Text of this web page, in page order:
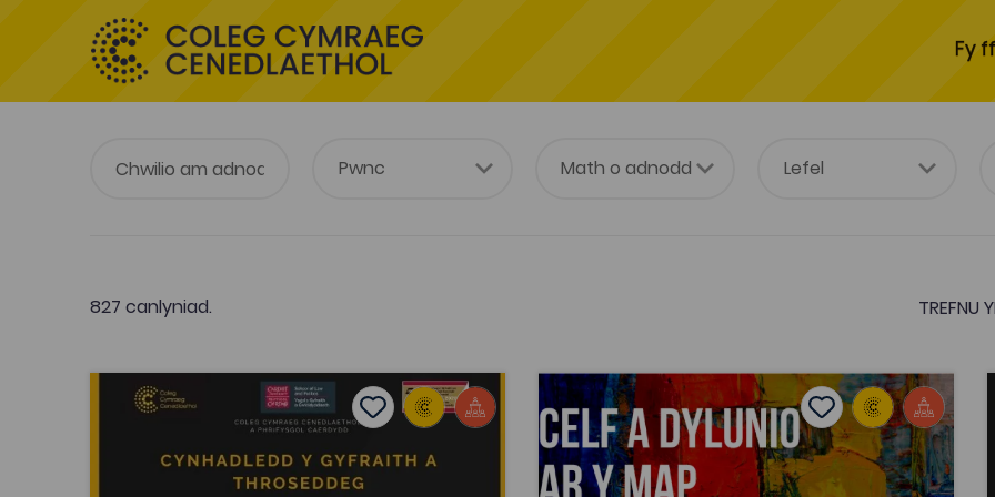
Fy
827 canlyniad. TREFNU
Cynhadledd y Gyfraith a Throseddeg 2021
Add to favourites
Dyddiad cyhoeddi: 2021 Add to favourites
Cynhadledd y Gyfraith a Throseddeg
Gwyl Celf ar y Map 2021 (Mawrth 2021)
Add to favourites
Dyddiad cyhoeddi: 2021 Add to favourites
Gwyl Celf ar y Map 2021 (Mawrth 2021)
Tagiau